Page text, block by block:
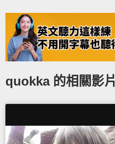
quokka 的相關影片